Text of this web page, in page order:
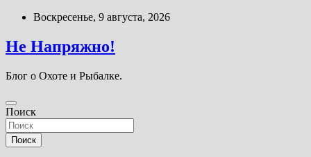
Перейти
содержимому
Воскресенье, 9 августа, 2026
Не Напряжно!
Блог о Охоте и Рыбалке.
Поиск
Поиск